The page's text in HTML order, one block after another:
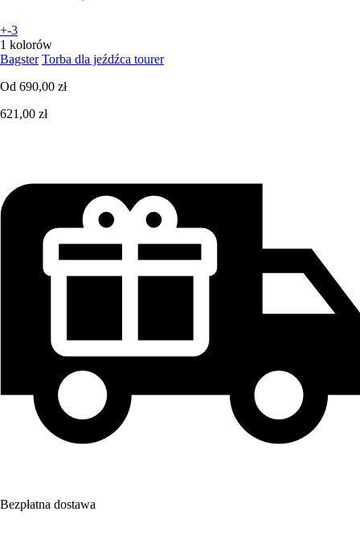
+-3
1 kolorów
Bagster Torba dla jeźdźca tourer
Od 690,00 zł
621,00 zł
Bezpłatna dostawa